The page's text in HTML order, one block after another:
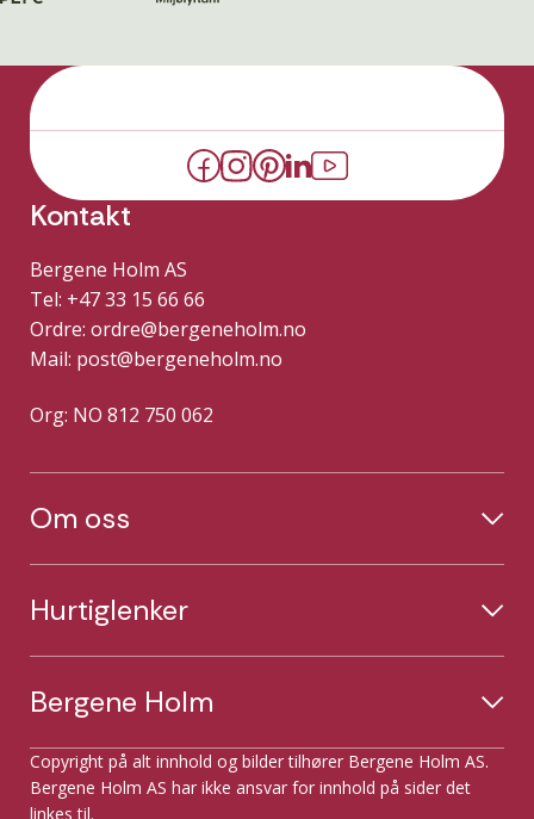
Kontakt
Bergene Holm AS
Tel: +47 33 15 66 66
Ordre: ordre@bergeneholm.no
Mail: post@bergeneholm.no
Org: NO 812 750 062
Om oss
Hurtiglenker
Bergene Holm
Copyright på alt innhold og bilder tilhører Bergene Holm AS.
Bergene Holm AS har ikke ansvar for innhold på sider det
linkes til.